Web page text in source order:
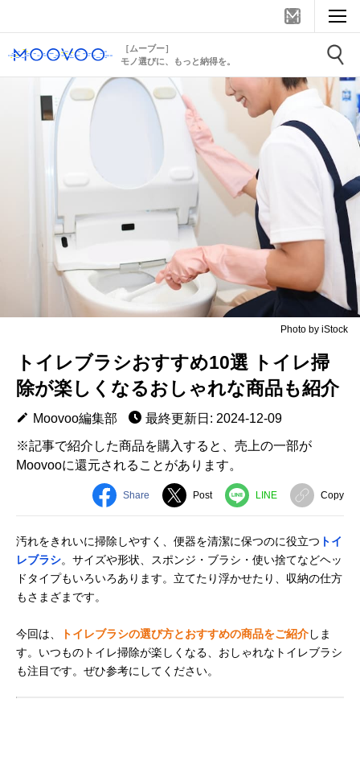
［ムーブー］
モノ選びに、もっと納得を。
Photo by iStock
トイレブラシおすすめ10選 トイレ掃
除が楽しくなるおしゃれな商品も紹介
Moovoo編集部
最終更新日: 2024-12-09
※記事で紹介した商品を購入すると、売上の一部が
Moovooに還元されることがあります。
Share Post LINE Copy
汚れをきれいに掃除しやすく、便器を清潔に保つのに役立つ トイ
レブラシ。サイズや形状、スポンジ・ブラシ・使い捨てなどヘッ
ドタイプもいろいろあります。立てたり浮かせたり、収納の仕方
もさまざまです。
今回は、 トイレブラシの選び方とおすすめの商品をご紹介しま
す。いつものトイレ掃除が楽しくなる、おしゃれなトイレブラシ
も注目です。ぜひ参考にしてください。